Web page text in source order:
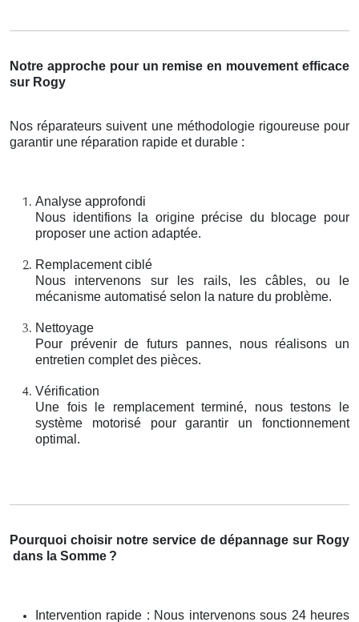
Notre approche pour un remise en mouvement efficace
sur Rogy
Nos réparateurs suivent une méthodologie rigoureuse pour
garantir une réparation rapide et durable :
Analyse approfondi
Nous identifions la origine précise du blocage pour
proposer une action adaptée.
Remplacement ciblé
Nous intervenons sur les rails, les câbles, ou le
mécanisme automatisé selon la nature du problème.
Nettoyage
Pour prévenir de futurs pannes, nous réalisons un
entretien complet des pièces.
Vérification
Une fois le remplacement terminé, nous testons le
système motorisé pour garantir un fonctionnement
optimal.
Pourquoi choisir notre service de dépannage sur Rogy
dans la Somme ?
Intervention rapide : Nous intervenons sous 24 heures